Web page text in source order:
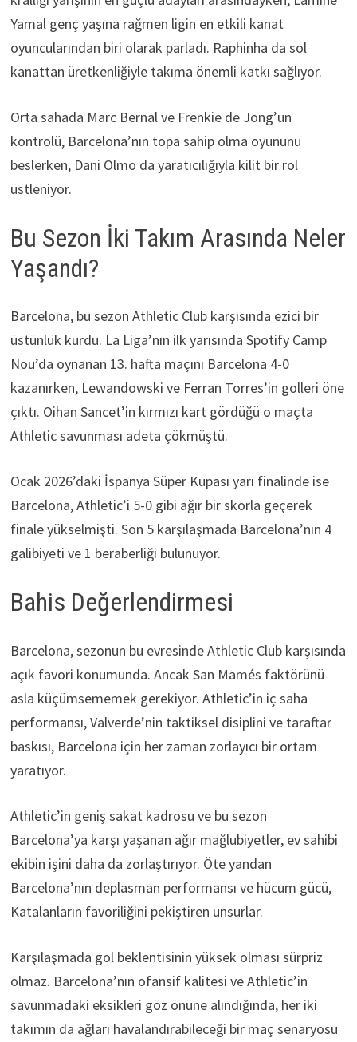
Yamal genç yaşına rağmen ligin en etkili kanat
oyuncularından biri olarak parladı. Raphinha da sol
kanattan üretkenliğiyle takıma önemli katkı sağlıyor.
Orta sahada Marc Bernal ve Frenkie de Jong’un
kontrolü, Barcelona’nın topa sahip olma oyununu
beslerken, Dani Olmo da yaratıcılığıyla kilit bir rol
üstleniyor.
Bu Sezon İki Takım Arasında Neler
Yaşandı?
Barcelona, bu sezon Athletic Club karşısında ezici bir
üstünlük kurdu. La Liga’nın ilk yarısında Spotify Camp
Nou’da oynanan 13. hafta maçını Barcelona 4-0
kazanırken, Lewandowski ve Ferran Torres’in golleri öne
çıktı. Oihan Sancet’in kırmızı kart gördüğü o maçta
Athletic savunması adeta çökmüştü.
Ocak 2026’daki İspanya Süper Kupası yarı finalinde ise
Barcelona, Athletic’i 5-0 gibi ağır bir skorla geçerek
finale yükselmişti. Son 5 karşılaşmada Barcelona’nın 4
galibiyeti ve 1 beraberliği bulunuyor.
Bahis Değerlendirmesi
Barcelona, sezonun bu evresinde Athletic Club karşısında
açık favori konumunda. Ancak San Mamés faktörünü
asla küçümsememek gerekiyor. Athletic’in iç saha
performansı, Valverde’nin taktiksel disiplini ve taraftar
baskısı, Barcelona için her zaman zorlayıcı bir ortam
yaratıyor.
Athletic’in geniş sakat kadrosu ve bu sezon
Barcelona’ya karşı yaşanan ağır mağlubiyetler, ev sahibi
ekibin işini daha da zorlaştırıyor. Öte yandan
Barcelona’nın deplasman performansı ve hücum gücü,
Katalanların favoriliğini pekiştiren unsurlar.
Karşılaşmada gol beklentisinin yüksek olması sürpriz
olmaz. Barcelona’nın ofansif kalitesi ve Athletic’in
savunmadaki eksikleri göz önüne alındığında, her iki
takımın da ağları havalandırabileceği bir maç senaryosu